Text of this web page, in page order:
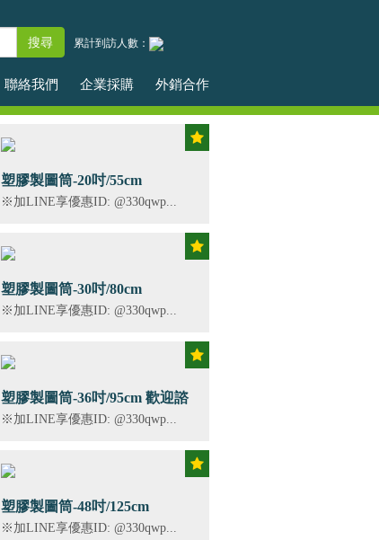
累計到訪人數：
聯絡我們 企業採購 外銷合作
塑膠製圖筒-20吋/55cm
※加LINE享優惠ID: @330qwp...
塑膠製圖筒-30吋/80cm
※加LINE享優惠ID: @330qwp...
塑膠製圖筒-36吋/95cm 歡迎諮
詢~~
※加LINE享優惠ID: @330qwp...
塑膠製圖筒-48吋/125cm
※加LINE享優惠ID: @330qwp...